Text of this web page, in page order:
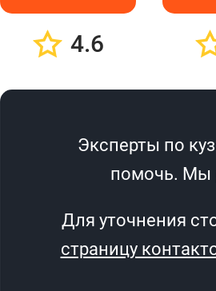
4.6
Эксперты по
помочь. Мы
Для уточнения
страницу